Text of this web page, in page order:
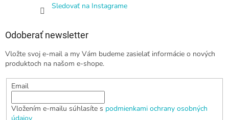
Sledovať na Instagrame
Odoberať newsletter
Vložte svoj e-mail a my Vám budeme zasielať informácie o nových
produktoch na našom e-shope.
Email
Vložením e-mailu súhlasíte s podmienkami ochrany osobných